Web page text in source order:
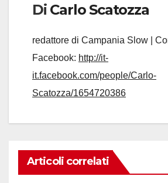
Di Carlo Scatozza
redattore di Campania Slow |
Facebook: http://it-
it.facebook.com/people/Carlo-
Scatozza/1654720386
Articoli correlati